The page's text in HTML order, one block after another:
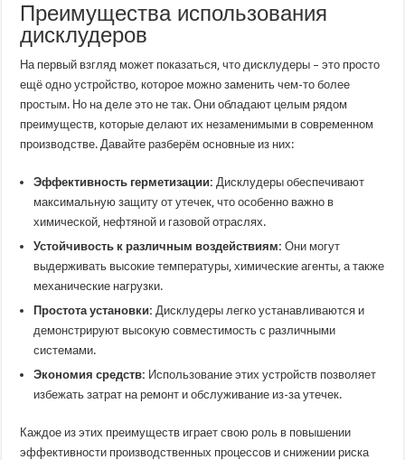
Преимущества использования
дисклудеров
На первый взгляд может показаться, что дисклудеры – это просто
ещё одно устройство, которое можно заменить чем-то более
простым. Но на деле это не так. Они обладают целым рядом
преимуществ, которые делают их незаменимыми в современном
производстве. Давайте разберём основные из них:
Эффективность герметизации: Дисклудеры обеспечивают
максимальную защиту от утечек, что особенно важно в
химической, нефтяной и газовой отраслях.
Устойчивость к различным воздействиям: Они могут
выдерживать высокие температуры, химические агенты, а также
механические нагрузки.
Простота установки: Дисклудеры легко устанавливаются и
демонстрируют высокую совместимость с различными
системами.
Экономия средств: Использование этих устройств позволяет
избежать затрат на ремонт и обслуживание из-за утечек.
Каждое из этих преимуществ играет свою роль в повышении
эффективности производственных процессов и снижении риска